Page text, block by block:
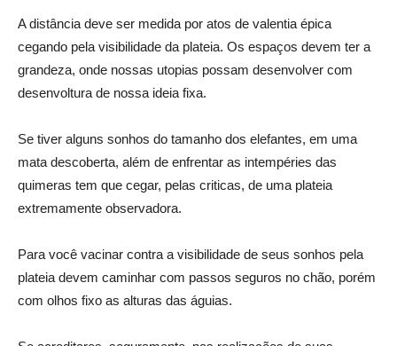
A distância deve ser medida por atos de valentia épica
cegando pela visibilidade da plateia. Os espaços devem ter a
grandeza, onde nossas utopias possam desenvolver com
desenvoltura de nossa ideia fixa.
Se tiver alguns sonhos do tamanho dos elefantes, em uma
mata descoberta, além de enfrentar as intempéries das
quimeras tem que cegar, pelas criticas, de uma plateia
extremamente observadora.
Para você vacinar contra a visibilidade de seus sonhos pela
plateia devem caminhar com passos seguros no chão, porém
com olhos fixo as alturas das águias.